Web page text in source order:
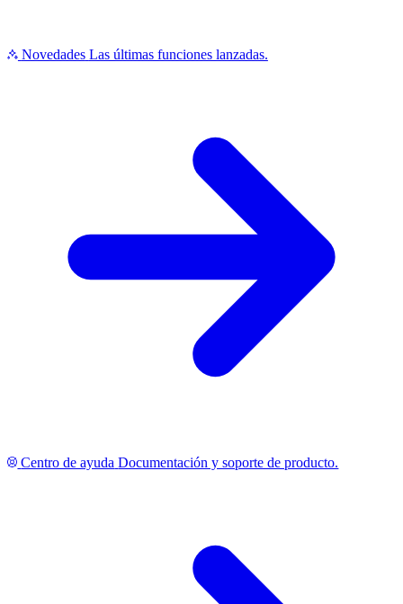
Novedades Las últimas funciones lanzadas.
Centro de ayuda Documentación y soporte de producto.